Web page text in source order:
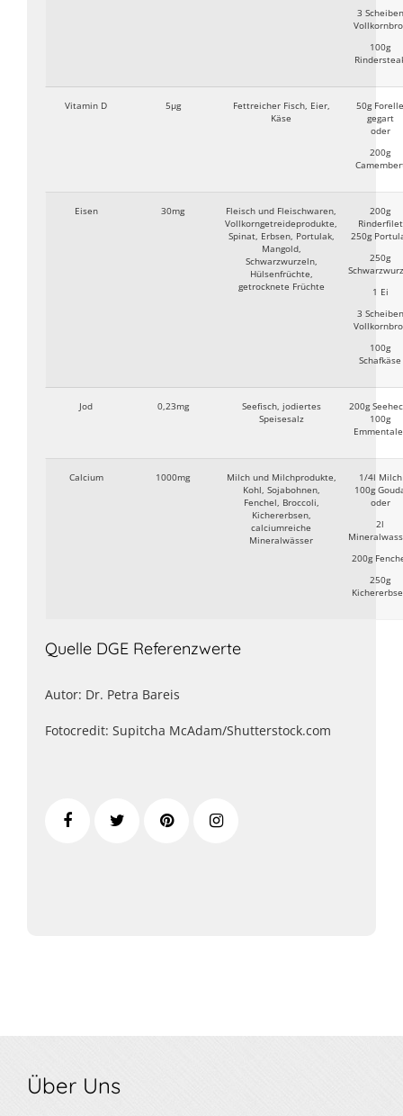
3 Scheiben
100g
Vitamin D 5µg
Fettreicher Fisch, Eier,
Käse
50g Forelle
gegart
oder
200g
Eisen 30mg
Fleisch und Fleischwaren,
Vollkorngetreideprodukte,
Spinat, Erbsen, Portulak,
Mangold,
Schwarzwurzeln,
Hülsenfrüchte,
getrocknete Früchte
200g
Rinderfilet
250g
250g
1 Ei
3 Scheiben
100g
Schafkäse
Jod 0,23mg
Seefisch, jodiertes
Speisesalz
200g
100g
Calcium 1000mg
Milch und Milchprodukte,
Kohl, Sojabohnen,
Fenchel, Broccoli,
Kichererbsen,
calciumreiche
Mineralwässer
1/4l Milch
100g
oder
2l
200g
250g
Quelle DGE Referenzwerte
Autor: Dr. Petra Bareis
Fotocredit: Supitcha McAdam/Shutterstock.com
Über Uns